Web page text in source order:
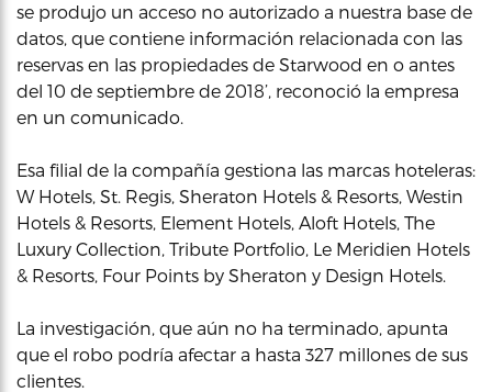
se produjo un acceso no autorizado a nuestra base de
datos, que contiene información relacionada con las
reservas en las propiedades de Starwood en o antes
del 10 de septiembre de 2018’, reconoció la empresa
en un comunicado.
Esa filial de la compañía gestiona las marcas hoteleras:
W Hotels, St. Regis, Sheraton Hotels & Resorts, Westin
Hotels & Resorts, Element Hotels, Aloft Hotels, The
Luxury Collection, Tribute Portfolio, Le Meridien Hotels
& Resorts, Four Points by Sheraton y Design Hotels.
La investigación, que aún no ha terminado, apunta
que el robo podría afectar a hasta 327 millones de sus
clientes.